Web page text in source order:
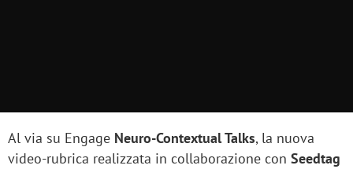
Al via su Engage Neuro-Contextual Talks, la nuova
video-rubrica realizzata in collaborazione con Seedtag